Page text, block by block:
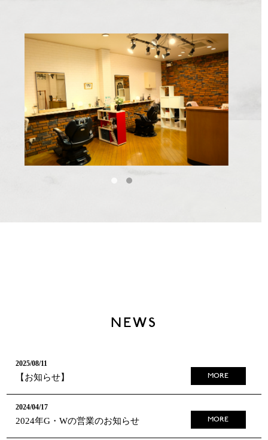
NEWS
2025/08/11
【お知らせ】 MORE
2024/04/17
2024年G・Wの営業のお知らせ MORE